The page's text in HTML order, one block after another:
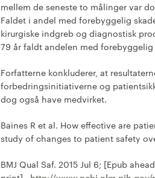
mellem de seneste to målinger var
Faldet i andel med forebyggelig
kirurgiske indgreb og diagnostisk
79 år faldt andelen med
Forfatterne konkluderer, at
forbedringsinitiativerne og
dog også have medvirket.
Baines R et al. How effective are
study of changes to patient safety
BMJ Qual Saf. 2015 Jul 6; [Epub